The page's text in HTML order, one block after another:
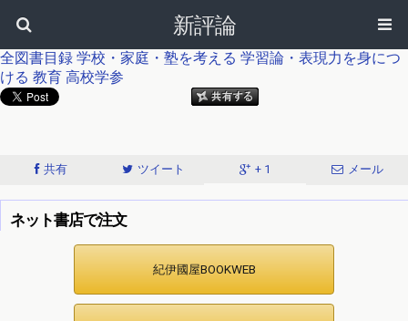
新評論
全図書目録 学校・家庭・塾を考える 学習論・表現力を身につ
ける 教育 高校学参
共有 ツイート + 1 メール
ネット書店で注文
紀伊國屋BOOKWEB